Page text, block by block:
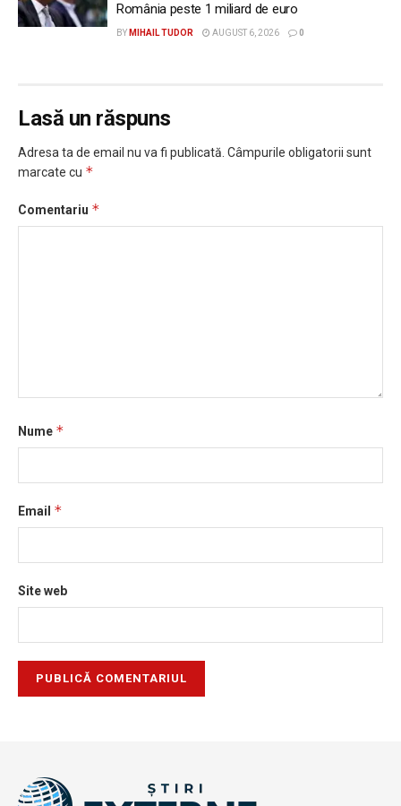
România peste 1 miliard de euro
BY MIHAIL TUDOR AUGUST 6, 2026 0
Lasă un răspuns
Adresa ta de email nu va fi publicată. Câmpurile obligatorii sunt
marcate cu *
Comentariu *
Nume *
Email *
Site web